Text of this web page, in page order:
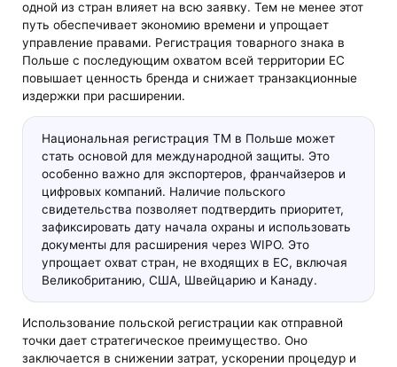
одной из стран влияет на всю заявку. Тем не менее этот
путь обеспечивает экономию времени и упрощает
управление правами. Регистрация товарного знака в
Польше с последующим охватом всей территории ЕС
повышает ценность бренда и снижает транзакционные
издержки при расширении.
Национальная регистрация ТМ в Польше может
стать основой для международной защиты. Это
особенно важно для экспортеров, франчайзеров и
цифровых компаний. Наличие польского
свидетельства позволяет подтвердить приоритет,
зафиксировать дату начала охраны и использовать
документы для расширения через WIPO. Это
упрощает охват стран, не входящих в ЕС, включая
Великобританию, США, Швейцарию и Канаду.
Использование польской регистрации как отправной
точки дает стратегическое преимущество. Оно
заключается в снижении затрат, ускорении процедур и